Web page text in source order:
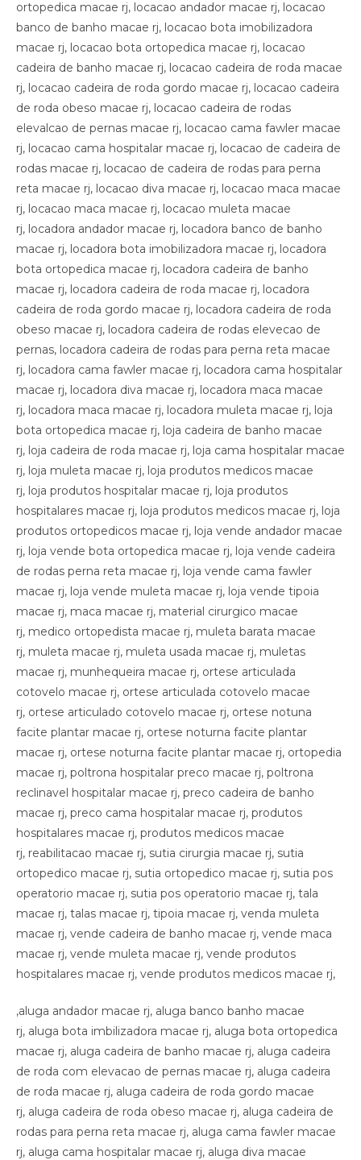
ortopedica macae rj, locacao andador macae rj, locacao
banco de banho macae rj, locacao bota imobilizadora
macae rj, locacao bota ortopedica macae rj, locacao
cadeira de banho macae rj, locacao cadeira de roda macae
rj, locacao cadeira de roda gordo macae rj, locacao cadeira
de roda obeso macae rj, locacao cadeira de rodas
elevalcao de pernas macae rj, locacao cama fawler macae
rj, locacao cama hospitalar macae rj, locacao de cadeira de
rodas macae rj, locacao de cadeira de rodas para perna
reta macae rj, locacao diva macae rj, locacao maca macae
rj, locacao maca macae rj, locacao muleta macae
rj, locadora andador macae rj, locadora banco de banho
macae rj, locadora bota imobilizadora macae rj, locadora
bota ortopedica macae rj, locadora cadeira de banho
macae rj, locadora cadeira de roda macae rj, locadora
cadeira de roda gordo macae rj, locadora cadeira de roda
obeso macae rj, locadora cadeira de rodas elevecao de
pernas, locadora cadeira de rodas para perna reta macae
rj, locadora cama fawler macae rj, locadora cama hospitalar
macae rj, locadora diva macae rj, locadora maca macae
rj, locadora maca macae rj, locadora muleta macae rj, loja
bota ortopedica macae rj, loja cadeira de banho macae
rj, loja cadeira de roda macae rj, loja cama hospitalar macae
rj, loja muleta macae rj, loja produtos medicos macae
rj, loja produtos hospitalar macae rj, loja produtos
hospitalares macae rj, loja produtos medicos macae rj, loja
produtos ortopedicos macae rj, loja vende andador macae
rj, loja vende bota ortopedica macae rj, loja vende cadeira
de rodas perna reta macae rj, loja vende cama fawler
macae rj, loja vende muleta macae rj, loja vende tipoia
macae rj, maca macae rj, material cirurgico macae
rj, medico ortopedista macae rj, muleta barata macae
rj, muleta macae rj, muleta usada macae rj, muletas
macae rj, munhequeira macae rj, ortese articulada
cotovelo macae rj, ortese articulada cotovelo macae
rj, ortese articulado cotovelo macae rj, ortese notuna
facite plantar macae rj, ortese noturna facite plantar
macae rj, ortese noturna facite plantar macae rj, ortopedia
macae rj, poltrona hospitalar preco macae rj, poltrona
reclinavel hospitalar macae rj, preco cadeira de banho
macae rj, preco cama hospitalar macae rj, produtos
hospitalares macae rj, produtos medicos macae
rj, reabilitacao macae rj, sutia cirurgia macae rj, sutia
ortopedico macae rj, sutia ortopedico macae rj, sutia pos
operatorio macae rj, sutia pos operatorio macae rj, tala
macae rj, talas macae rj, tipoia macae rj, venda muleta
macae rj, vende cadeira de banho macae rj, vende maca
macae rj, vende muleta macae rj, vende produtos
hospitalares macae rj, vende produtos medicos macae rj,
,aluga andador macae rj, aluga banco banho macae
rj, aluga bota imbilizadora macae rj, aluga bota ortopedica
macae rj, aluga cadeira de banho macae rj, aluga cadeira
de roda com elevacao de pernas macae rj, aluga cadeira
de roda macae rj, aluga cadeira de roda gordo macae
rj, aluga cadeira de roda obeso macae rj, aluga cadeira de
rodas para perna reta macae rj, aluga cama fawler macae
rj, aluga cama hospitalar macae rj, aluga diva macae